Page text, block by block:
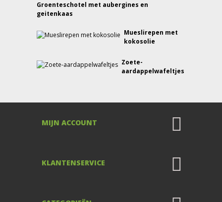
Groenteschotel met aubergines en
geitenkaas
Mueslirepen met
kokosolie
Zoete-
aardappelwafeltjes
MIJN ACCOUNT
KLANTENSERVICE